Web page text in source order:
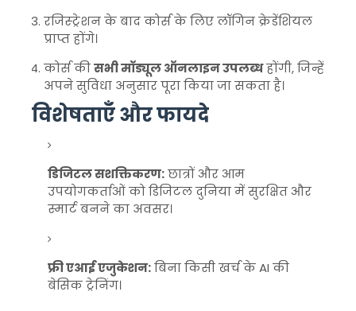
रजिस्ट्रेशन के बाद कोर्स के लिए लॉगिन क्रेडेंशियल
प्राप्त होंगे।
कोर्स कीसभी मॉड्यूल ऑनलाइन उपलब्धहोंगी, जिन्हें
अपने सुविधा अनुसार पूरा किया जा सकता है।
विशेषताएँ और फायदे
डिजिटल सशक्तिकरण:छात्रों और आम
उपयोगकर्ताओं को डिजिटल दुनिया में सुरक्षित और
स्मार्ट बनने का अवसर।
फ्री एआई एजुकेशन:बिना किसी खर्च के AI की
बेसिक ट्रेनिंग।